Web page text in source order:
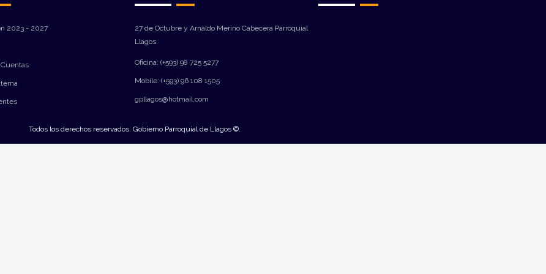
2023 - 2027
Cuentas
27 de Octubre y Arnaldo Merino Cabecera Parroquial
Llagos.
Oficina: (+593) 98 725 5277
Mobile: (+593) 96 108 1505
gpllagos@hotmail.com
Todos los derechos reservados. Gobierno Parroquial de Llagos ©.